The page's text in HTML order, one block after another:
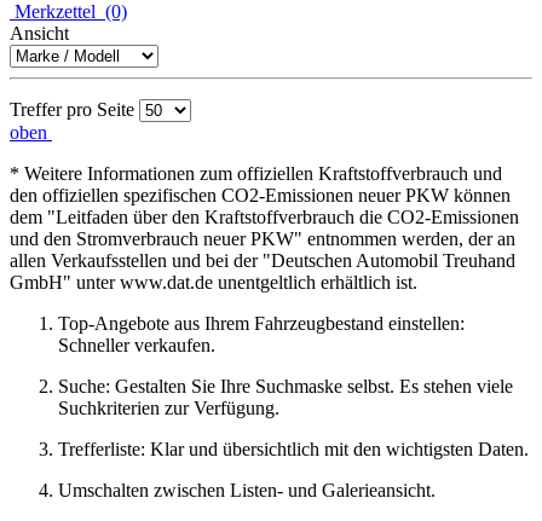
Merkzettel (0)
Ansicht
Treffer pro Seite
oben
* Weitere Informationen zum offiziellen Kraftstoffverbrauch und
den offiziellen spezifischen CO2-Emissionen neuer PKW können
dem "Leitfaden über den Kraftstoffverbrauch die CO2-Emissionen
und den Stromverbrauch neuer PKW" entnommen werden, der an
allen Verkaufsstellen und bei der "Deutschen Automobil Treuhand
GmbH" unter www.dat.de unentgeltlich erhältlich ist.
Top-Angebote aus Ihrem Fahrzeugbestand einstellen:
Schneller verkaufen.
Suche: Gestalten Sie Ihre Suchmaske selbst. Es stehen viele
Suchkriterien zur Verfügung.
Trefferliste: Klar und übersichtlich mit den wichtigsten Daten.
Umschalten zwischen Listen- und Galerieansicht.